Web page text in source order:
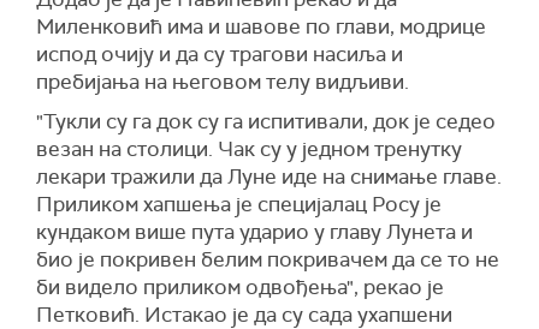
Миленковић има и шавове по глави, модрице
испод очију и да су трагови насиља и
пребијања на његовом телу видљиви.
"Тукли су га док су га испитивали, док је седео
везан на столици. Чак су у једном тренутку
лекари тражили да Луне иде на снимање главе.
Приликом хапшења је специјалац Росу је
кундаком више пута ударио у главу Лунета и
био је покривен белим покривачем да се то не
би видело приликом одвођења", рекао је
Петковић. Истакао је да су сада ухапшени